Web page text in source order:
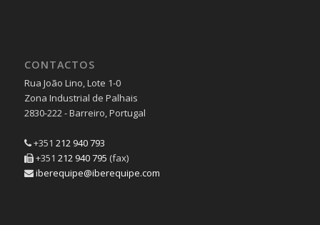
CONTACTOS
Rua João Lino, Lote 1-0
Zona Industrial de Palhais
2830-222 - Barreiro, Portugal
+351 212 940 793
+351 212 940 795 (fax)
iberequipe@iberequipe.com